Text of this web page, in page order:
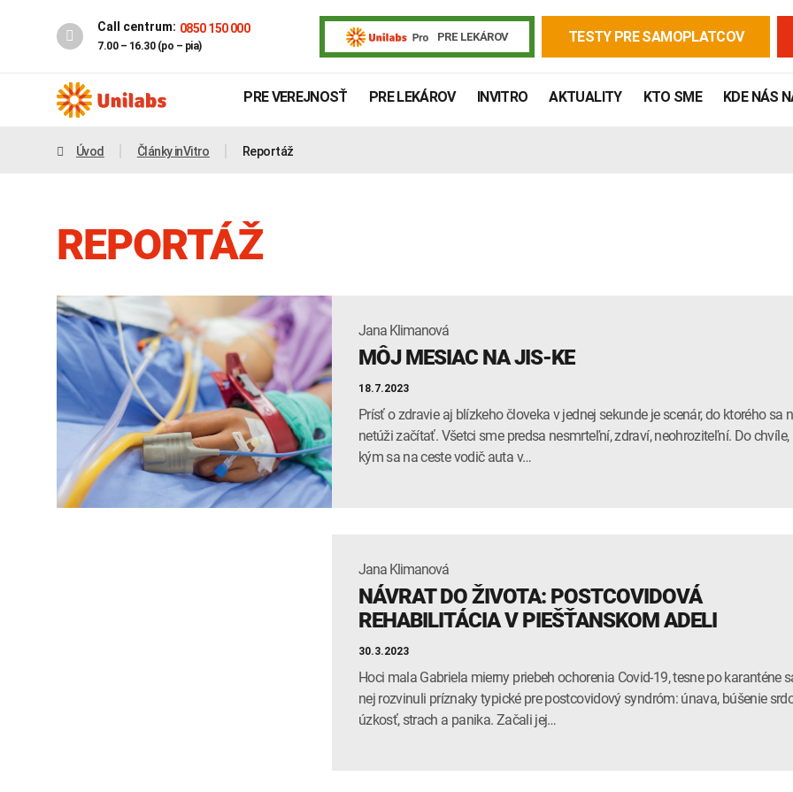
Call centrum: 0850 150 000
7.00 – 16.30 (po – pia)
PRE LEKÁROV TESTY PRE SAMOPLATCOV
Genetika Covid-19 Žiadanky a tlačivá
INTOLERANCIA POTRAVÍN
PRE VEREJNOSŤ PRE LEKÁROV INVITRO AKTUALITY KTO SME KDE NÁS
Úvod Články inVitro Reportáž
REPORTÁŽ
Jana Klimanová
MÔJ MESIAC NA JIS-KE
18.7.2023
Prísť o zdravie aj blízkeho človeka v jednej sekunde je scenár, do ktorého sa
netúži začítať. Všetci sme predsa nesmrteľní, zdraví, neohroziteľní. Do chvíle,
kým sa na ceste vodič auta v…
Jana Klimanová
NÁVRAT DO ŽIVOTA: POSTCOVIDOVÁ
REHABILITÁCIA V PIEŠŤANSKOM ADELI
30.3.2023
Hoci mala Gabriela mierny priebeh ochorenia Covid-19, tesne po karanténe
nej rozvinuli príznaky typické pre postcovidový syndróm: únava, búšenie
úzkosť, strach a panika. Začali jej…